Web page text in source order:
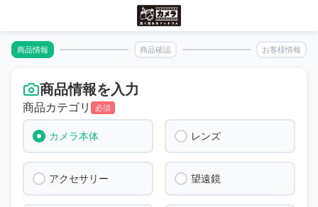
商品情報 商品確認 お客様情報
商品情報を入力
商品カテゴリ 必須
カメラ本体 レンズ
アクセサリー 望遠鏡